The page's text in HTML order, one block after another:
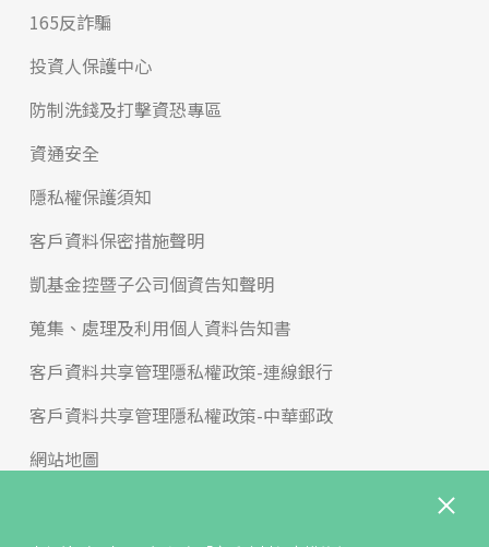
165反詐騙
投資人保護中心
防制洗錢及打擊資恐專區
資通安全
隱私權保護須知
客戶資料保密措施聲明
凱基金控暨子公司個資告知聲明
蒐集、處理及利用個人資料告知書
客戶資料共享管理隱私權政策-連線銀行
客戶資料共享管理隱私權政策-中華郵政
網站地圖